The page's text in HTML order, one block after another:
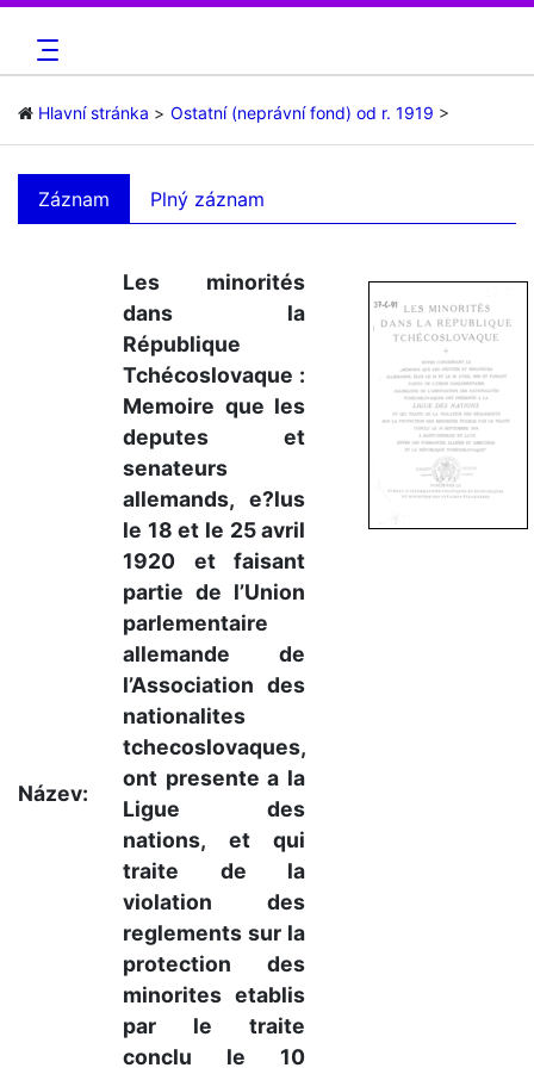
Hlavní stránka Ostatní (neprávní fond) od r. 1919
Záznam Plný záznam
Název:
Les minorités
dans la
République
Tchécoslovaque :
Memoire que les
deputes et
senateurs
allemands, e?lus
le 18 et le 25 avril
1920 et faisant
partie de l’Union
parlementaire
allemande de
l’Association des
nationalites
tchecoslovaques,
ont presente a la
Ligue des
nations, et qui
traite de la
violation des
reglements sur la
protection des
minorites etablis
par le traite
conclu le 10